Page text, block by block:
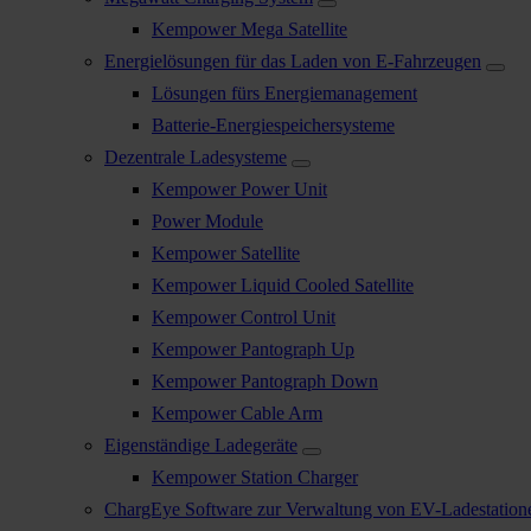
Kempower Mega Satellite
Energielösungen für das Laden von E-Fahrzeugen
Lösungen fürs Energiemanagement
Batterie-Energiespeichersysteme
Dezentrale Ladesysteme
Kempower Power Unit
Power Module
Kempower Satellite
Kempower Liquid Cooled Satellite
Kempower Control Unit
Kempower Pantograph Up
Kempower Pantograph Down
Kempower Cable Arm
Eigenständige Ladegeräte
Kempower Station Charger
ChargEye Software zur Verwaltung von EV-